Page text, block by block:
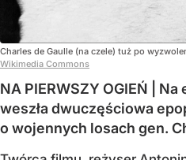
Charles de Gaulle (na czele) tuż po
Wikimedia Commons
NA PIERWSZY OGIEŃ |
weszła dwuczęściowa
o wojennych losach gen.